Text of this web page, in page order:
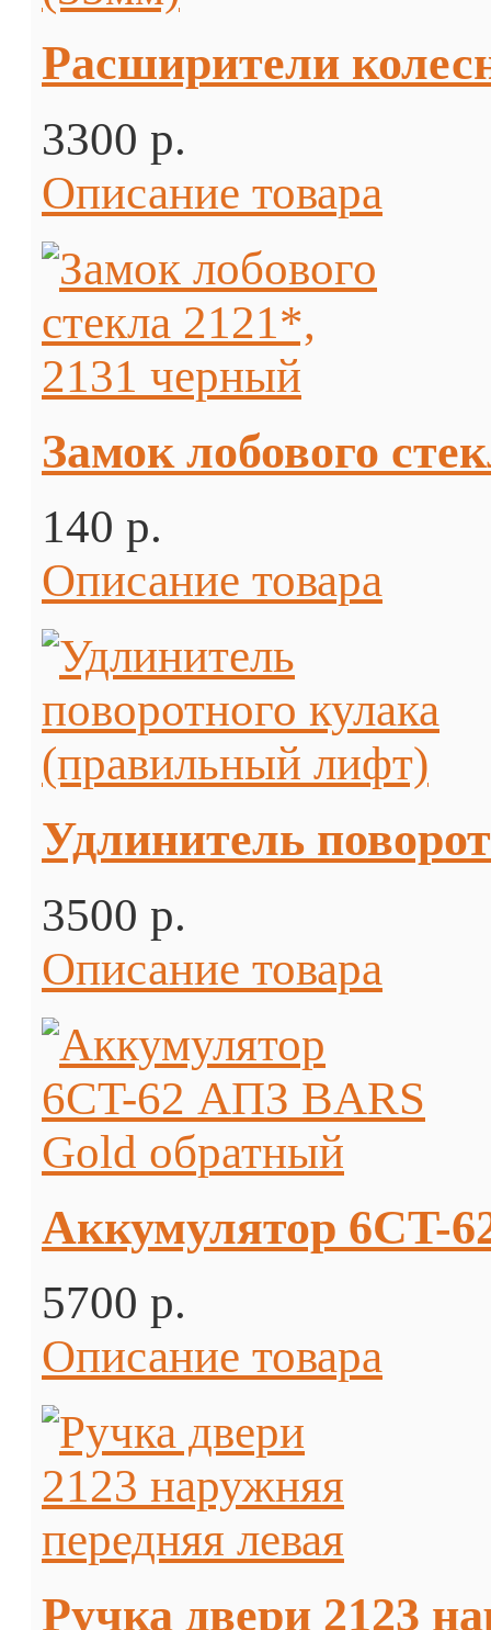
Расширители
3300 p.
Описание товара
Замок лобового
140 p.
Описание товара
Удлинитель
3500 p.
Описание товара
Аккумулятор 6CT-
5700 p.
Описание товара
Ручка двери 2123